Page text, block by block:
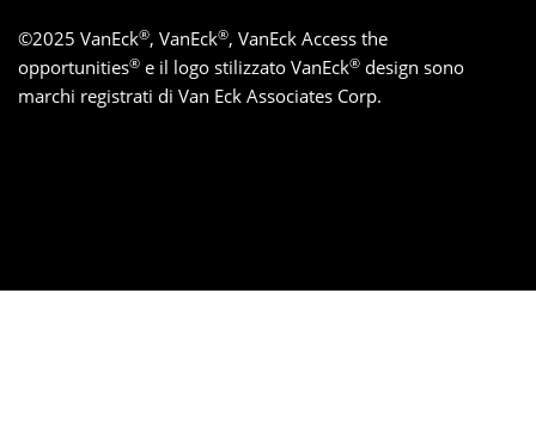
©2025 VanEck®, VanEck®, VanEck Access the
opportunities® e il logo stilizzato VanEck® design sono
marchi registrati di Van Eck Associates Corp.